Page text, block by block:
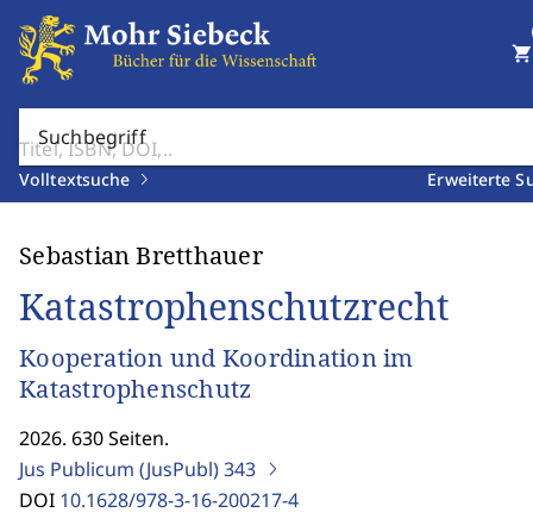
Suchbegriff
Volltextsuche Erweiterte
shopping_cart
Sebastian Bretthauer
Katastrophenschutzrecht
Kooperation und Koordination im
Katastrophenschutz
2026. 630 Seiten.
Jus Publicum (JusPubl)343
DOI 10.1628/978-3-16-200217-4